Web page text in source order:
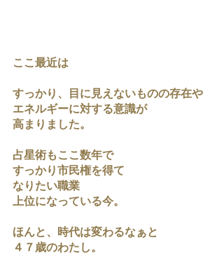
ここ最近は
すっかり、目に見えないものの存在や
エネルギーに対する意識が
高まりました。
占星術もここ数年で
すっかり市民権を得て
なりたい職業
上位になっている今。
ほんと、時代は変わるなぁと
４７歳のわたし。